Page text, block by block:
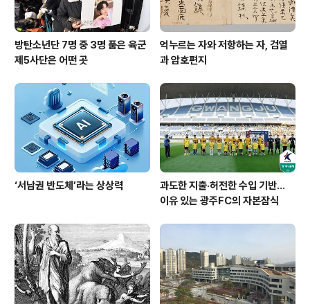
방탄소년단 7명 중 3명 품은 육군
제5사단은 어떤 곳
억누르는 자와 저항하는 자, 검열
과 암호편지
‘서남권 반도체’라는 상상력
과도한 지출·허전한 수입 기반…
이유 있는 광주FC의 자본잠식